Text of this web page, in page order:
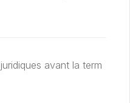
avant la term